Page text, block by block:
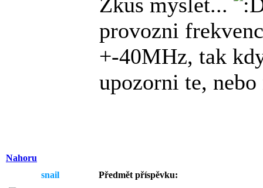
provozni
+-40MHz, tak
upozorni te,
Nahoru
snail
Předmět příspěvku: